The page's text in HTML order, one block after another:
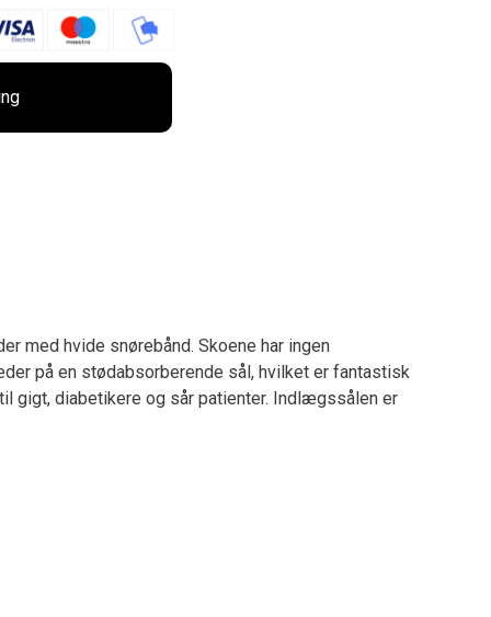
med hvide snørebånd. Skoene har ingen
på en stødabsorberende sål, hvilket er fantastisk
gigt, diabetikere og sår patienter. Indlægssålen er